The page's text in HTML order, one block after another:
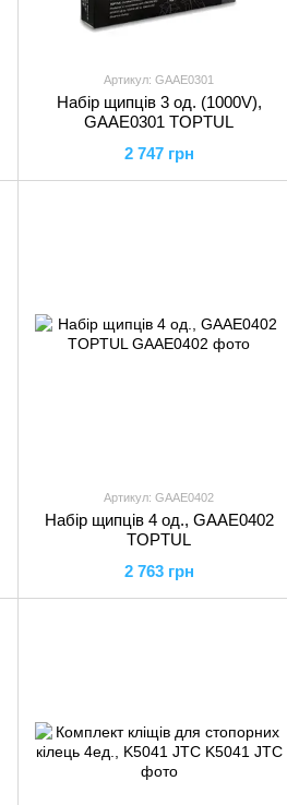
Артикул: GAAE0301
Набір щипців 3 од. (1000V),
GAAE0301 TOPTUL
2 747 грн
Артикул: GAAE0402
Набір щипців 4 од., GAAE0402
TOPTUL
2 763 грн